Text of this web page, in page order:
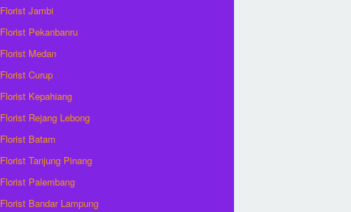
Florist Jambi
Florist Pekanbanru
Florist Medan
Florist Curup
Florist Kepahiang
Florist Rejang Lebong
Florist Batam
Florist Tanjung Pinang
Florist Palembang
Florist Bandar Lampung